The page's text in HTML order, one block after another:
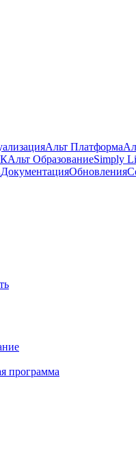
Альт Платформа
КАльт ОбразованиеSimply
ДокументацияОбновления
программа